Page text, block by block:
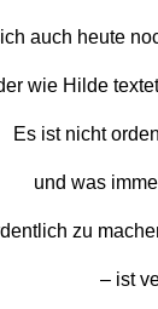
auch heute
wie Hilde
Es ist nicht
und was
zu
– ist